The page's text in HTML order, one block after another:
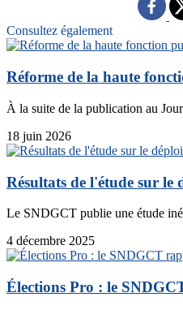
Consultez également
Réforme de la haute
À la suite de la publication au
18 juin 2026
Résultats de l'étude sur le
Le SNDGCT publie une étude
4 décembre 2025
Élections Pro : le